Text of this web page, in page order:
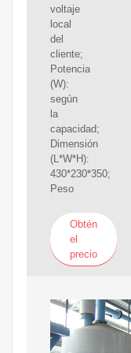
voltaje
local
del
cliente;
Potencia
(W):
según
la
capacidad;
Dimensión
(L*W*H):
430*230*350;
Peso
Obtén
el
precio